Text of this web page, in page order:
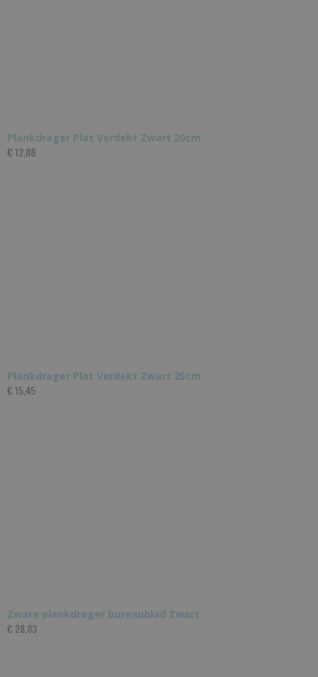
Plankdrager Plat Verdekt Zwart 20cm
€ 12,88
Plankdrager Plat Verdekt Zwart 25cm
€ 15,45
Zware plankdrager bureaublad Zwart
€ 28,83